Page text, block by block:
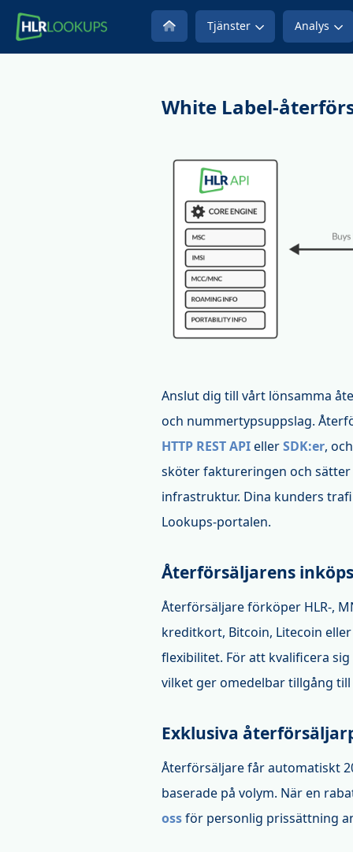
Tjänster Analys
White Label-
Anslut dig till vårt lönsamma
och nummertypsuppslag.
HTTP REST APIellerSDK:er,
sköter faktureringen och
infrastruktur. Dina kunders
Lookups-portalen.
Återförsäljarens
Återförsäljare förköper HLR-,
kreditkort, Bitcoin, Litecoin
flexibilitet. För att kvalificera
vilket ger omedelbar tillgång
Exklusiva
Återförsäljare får automatiskt
baserade på volym. När en
ossför personlig prissättning